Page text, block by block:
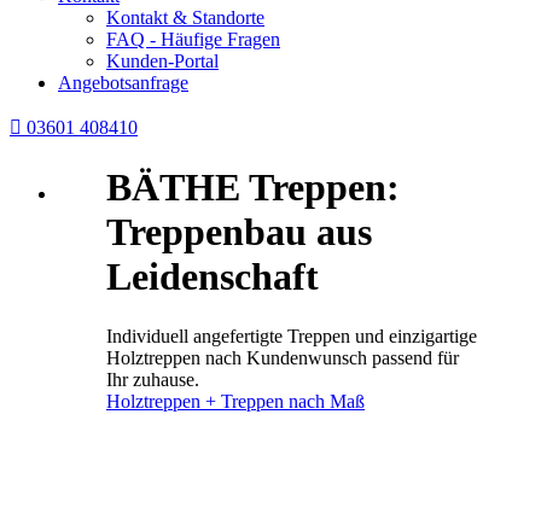
Kontakt & Standorte
FAQ - Häufige Fragen
Kunden-Portal
Angebotsanfrage
 03601 408410
BÄTHE Treppen:
Treppenbau aus
Leidenschaft
Individuell angefertigte Treppen und einzigartige
Holztreppen nach Kundenwunsch passend für
Ihr zuhause.
Holztreppen + Treppen nach Maß